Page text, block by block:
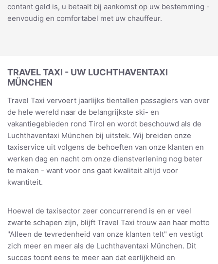
contant geld is, u betaalt bij aankomst op uw bestemming -
eenvoudig en comfortabel met uw chauffeur.
TRAVEL TAXI - UW LUCHTHAVENTAXI
MÜNCHEN
Travel Taxi vervoert jaarlijks tientallen passagiers van over
de hele wereld naar de belangrijkste ski- en
vakantiegebieden rond Tirol en wordt beschouwd als de
Luchthaventaxi München bij uitstek. Wij breiden onze
taxiservice uit volgens de behoeften van onze klanten en
werken dag en nacht om onze dienstverlening nog beter
te maken - want voor ons gaat kwaliteit altijd voor
kwantiteit.
Hoewel de taxisector zeer concurrerend is en er veel
zwarte schapen zijn, blijft Travel Taxi trouw aan haar motto
"Alleen de tevredenheid van onze klanten telt" en vestigt
zich meer en meer als de Luchthaventaxi München. Dit
succes toont eens te meer aan dat eerlijkheid en